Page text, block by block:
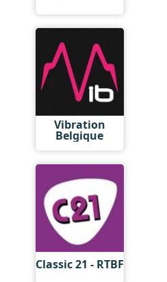
Vibration
Belgique
Classic 21 - RTBF